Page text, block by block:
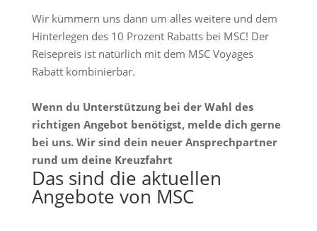
Wir kümmern uns dann um alles weitere und dem
Hinterlegen des 10 Prozent Rabatts bei MSC! Der
Reisepreis ist natürlich mit dem MSC Voyages
Rabatt kombinierbar.
Wenn du Unterstützung bei der Wahl des
richtigen Angebot benötigst, melde dich gerne
bei uns. Wir sind dein neuer Ansprechpartner
rund um deine Kreuzfahrt
Das sind die aktuellen
Angebote von MSC